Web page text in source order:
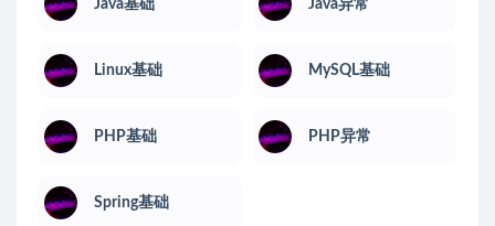
Java基础 Java异常
Linux基础 MySQL基础
PHP基础 PHP异常
Spring基础